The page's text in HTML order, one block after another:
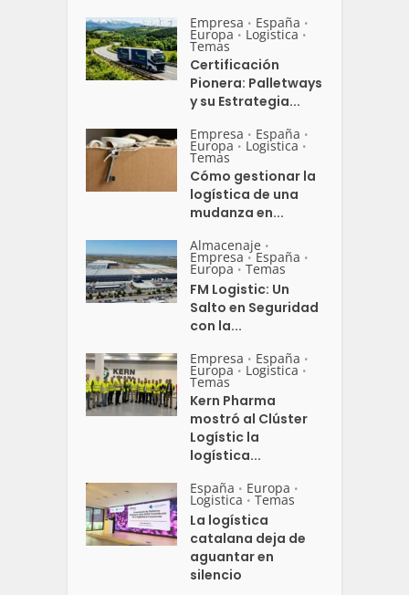
Empresa • España •
Europa • Logistica •
Temas
Certificación
Pionera: Palletways
y su Estrategia...
Empresa • España •
Europa • Logistica •
Temas
Cómo gestionar la
logística de una
mudanza en...
Almacenaje •
Empresa • España •
Europa • Temas
FM Logistic: Un
Salto en Seguridad
con la...
Empresa • España •
Europa • Logistica •
Temas
Kern Pharma
mostró al Clúster
Logístic la
logística...
España • Europa •
Logistica • Temas
La logística
catalana deja de
aguantar en
silencio